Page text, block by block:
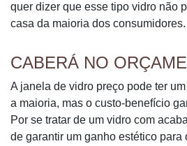
quer dizer que esse tipo vidro não
casa da maioria dos consumidores.
CABERÁ NO
A janela de vidro preço pode ter
a maioria, mas o custo-benefício
Por se tratar de um vidro com
de garantir um ganho estético para